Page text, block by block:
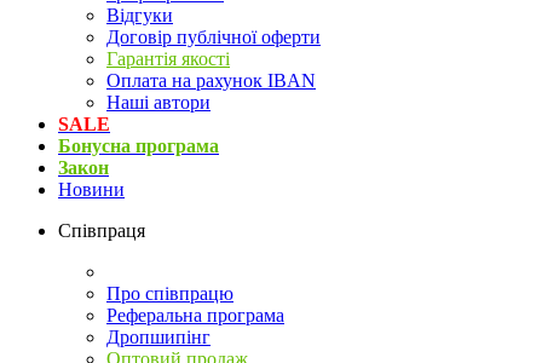
Відгуки
Договір публічної оферти
Гарантія якості
Оплата на рахунок IBAN
Наші автори
SALE
Бонусна програма
Закон
Новини
Співпраця
Про співпрацю
Реферальна програма
Дропшипінг